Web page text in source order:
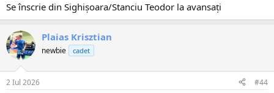
Se înscrie din Sighișoara/Stanciu Teodor la avansați
Plaias Krisztian
newbie cadet
2 Iul 2026 #44